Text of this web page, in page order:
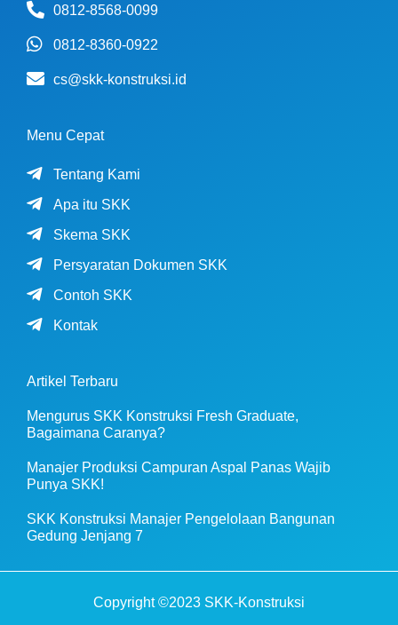
0812-8568-0099
0812-8360-0922
cs@skk-konstruksi.id
Menu Cepat
Tentang Kami
Apa itu SKK
Skema SKK
Persyaratan Dokumen SKK
Contoh SKK
Kontak
Artikel Terbaru
Mengurus SKK Konstruksi Fresh Graduate,
Bagaimana Caranya?
Manajer Produksi Campuran Aspal Panas Wajib
Punya SKK!
SKK Konstruksi Manajer Pengelolaan Bangunan
Gedung Jenjang 7
Copyright ©2023 SKK-Konstruksi